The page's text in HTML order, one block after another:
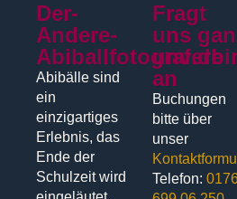
Der-
Andere-
Abiballfotograf.de
Abibälle sind
ein
einzigartiges
Erlebnis, das
Ende der
Schulzeit wird
Fragt
uns
an
Buchungen
bitte über
unser
Telefon: